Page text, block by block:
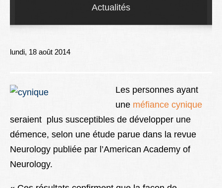
Droit
Lexique
Actualités
lundi, 18 août 2014
Les personnes ayant
une méfiance cynique
seraient plus susceptibles de développer une
démence, selon une étude parue dans la revue
Neurology publiée par l’American Academy of
Neurology.